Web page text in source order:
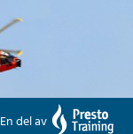
En del av